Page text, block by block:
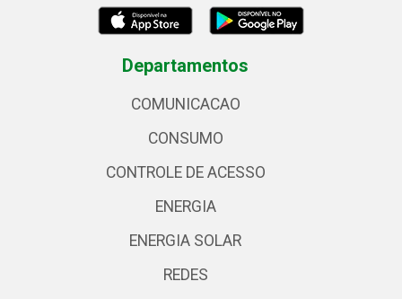
Departamentos
COMUNICACAO
CONSUMO
CONTROLE DE ACESSO
ENERGIA
ENERGIA SOLAR
REDES